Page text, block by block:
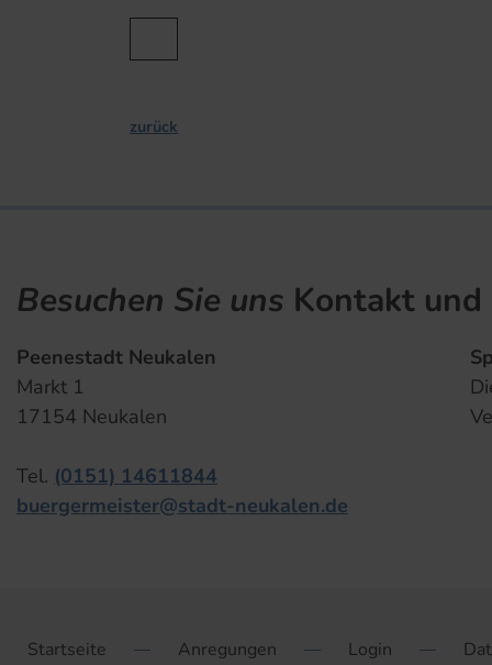
zurück
Besuchen Sie uns Kontakt
Peenestadt Neukalen
Markt 1
17154 Neukalen
Tel. (0151) 14611844
buergermeister@stadt-neukalen.de
Startseite Anregungen Login